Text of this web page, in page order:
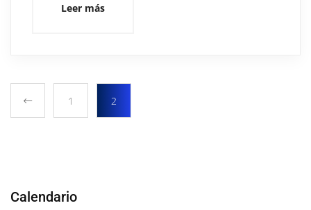
Leer más
1 2
Calendario